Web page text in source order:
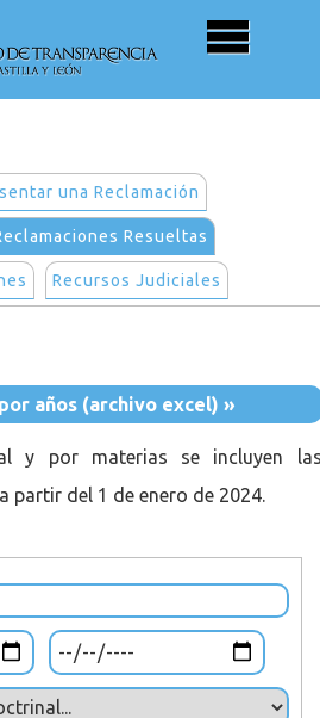
una Reclamación
Resueltas
Recursos Judiciales
años (archivo excel) »
y por materias se incluyen
partir del 1 de enero de 2024.